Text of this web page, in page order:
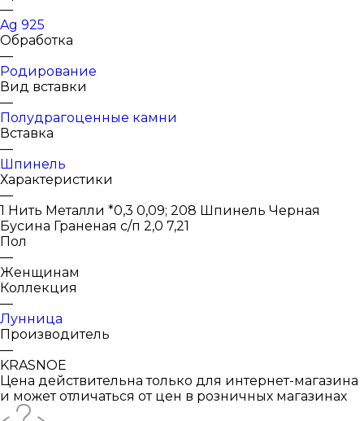
—
Ag 925
Обработка
—
Родирование
Вид вставки
—
Полудрагоценные камни
Вставка
—
Шпинель
Характеристики
—
1 Нить Металли *0,3 0,09; 208 Шпинель Черная
Бусина Граненая с/п 2,0 7,21
Пол
—
Женщинам
Коллекция
—
Лунница
Производитель
—
KRASNOE
Цена действительна только для интернет-магазина
и может отличаться от цен в розничных магазинах